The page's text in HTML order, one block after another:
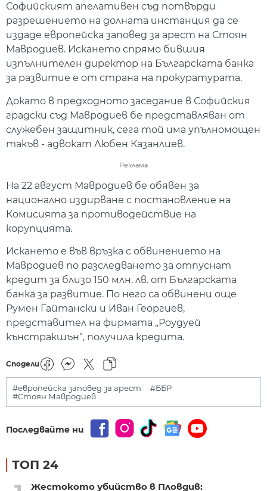
Софийският апелативен съд потвърди
разрешението на долната инстанция да се
издаде европейска заповед за арест на Стоян
Мавродиев. Искането спрямо бившия
изпълнителен директор на Българската банка
за развитие е от страна на прокуратурата.
Докато в предходното заседание в Софийския
градски съд Мавродиев бе представляван от
служебен защитник, сега той има упълномощен
такъв - адвокат Любен Казанлиев.
Реклама
На 22 август Мавродиев бе обявен за
национално издирване с постановление на
Комисията за противодействие на
корупцията.
Искането е във връзка с обвинението на
Мавродиев по разследването за отпуснат
кредит за близо 150 млн. лв. от Българската
банка за развитие. По него са обвинени още
Румен Гайтански и Иван Георгиев,
представител на фирмата „Роудуей
кънстракшън“, получила кредита.
Сподели
#европейска заповед за арест
#ББР
#Стоян Мавродиев
Последвайте ни
ТОП 24
Жестокото убийство в Пловдив: